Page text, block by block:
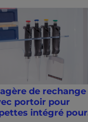
de rechange
portoir pour
intégré pour